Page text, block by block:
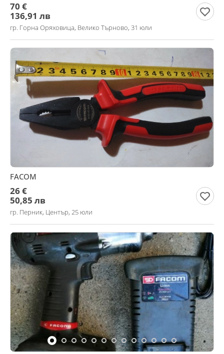
70 €
136,91 лв
гр. Горна Оряховица, Велико Търново, 31 юли
FACOM
26 €
50,85 лв
гр. Перник, Център, 25 юли